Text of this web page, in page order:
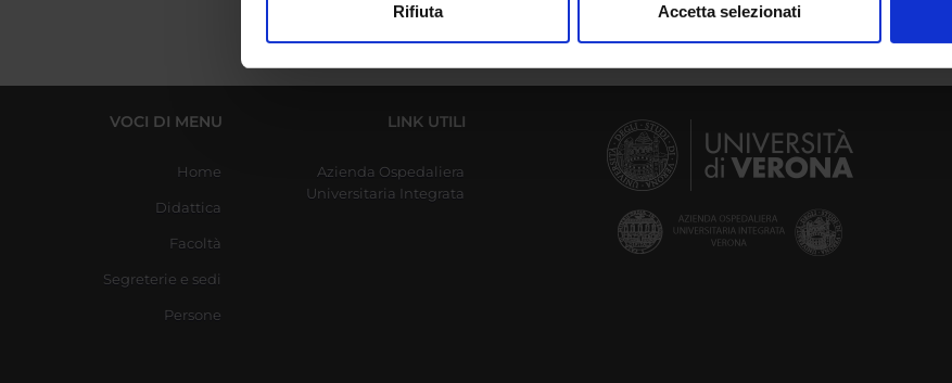
di analisi dei dati web, pubblicità e social media, i quali potrebbero combinarle con altre
Rifiuta Accetta selezionati
VOCI DI MENU
Home
Didattica
Facoltà
Segreterie e sedi
Persone
LINK UTILI
Azienda Ospedaliera
Universitaria Integrata